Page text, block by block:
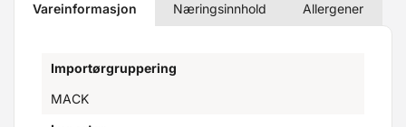
Vareinformasjon Næringsinnhold Allergener
Importørgruppering
MACK